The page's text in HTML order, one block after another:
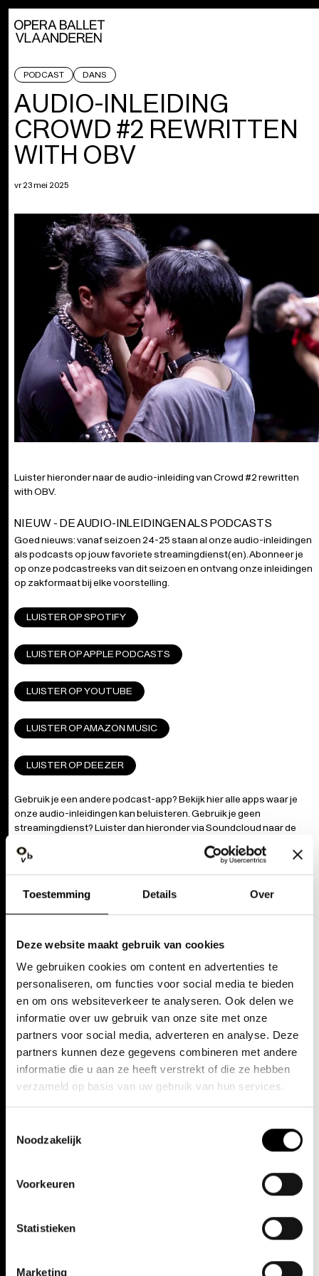
Toestemming Details Over
Deze website maakt gebruik van cookies
We gebruiken cookies om content en advertenties te
personaliseren, om functies voor social media te bieden
en om ons websiteverkeer te analyseren. Ook delen we
informatie over uw gebruik van onze site met onze
partners voor social media, adverteren en analyse. Deze
partners kunnen deze gegevens combineren met andere
informatie die u aan ze heeft verstrekt of die ze hebben
verzameld op basis van uw gebruik van hun services.
Noodzakelijk
Voorkeuren
Statistieken
Marketing
PODCAST DANS
AUDIO-INLEIDING
CROWD #2 REWRITTEN
WITH OBV
vr 23 mei 2025
Luister hieronder naar de audio-inleiding van Crowd #2 rewritten
with OBV.
NIEUW - DE AUDIO-INLEIDINGEN ALS PODCASTS
Goed nieuws: vanaf seizoen 24-25 staan al onze audio-inleidingen
als podcasts op jouw favoriete streamingdienst(en). Abonneer je
op onze podcastreeks van dit seizoen en ontvang onze inleidingen
op zakformaat bij elke voorstelling.
LUISTER OP SPOTIFY
LUISTER OP APPLE PODCASTS
LUISTER OP YOUTUBE
LUISTER OP AMAZON MUSIC
LUISTER OP DEEZER
Gebruik je een andere podcast-app?Bekijk hier alle appswaar je
onze audio-inleidingen kan beluisteren. Gebruik je geen
streamingdienst? Luister dan hieronder via Soundcloud naar de
Opera Ballet Vlaanderen·Audio-inleiding: Crowd #2 rewritten with
NIEUWE PRODUCTIE
CROWD #2 REWRITTEN
WITH OBV
INFO EN TICKETS